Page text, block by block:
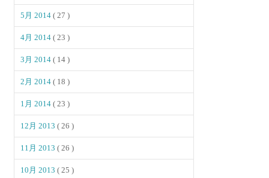
5月 2014( 27 )
4月 2014( 23 )
3月 2014( 14 )
2月 2014( 18 )
1月 2014( 23 )
12月 2013( 26 )
11月 2013( 26 )
10月 2013( 25 )